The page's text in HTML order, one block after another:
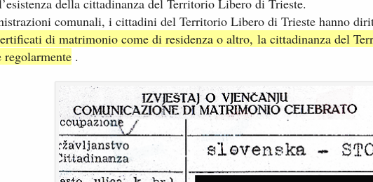
comunali, i cittadini del Territorio Libero di Trieste hanno
di matrimonio come di residenza o altro, la cittadinanza del
regolarmente .